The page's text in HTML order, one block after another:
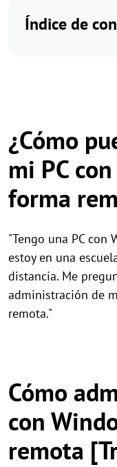
Índice de
¿Cómo
mi PC
forma
"Tengo una PC con
estoy en una
distancia. Me
administración de
remota."
Cómo
con
remota